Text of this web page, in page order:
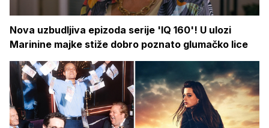
Nova uzbudljiva epizoda serije 'IQ 160'! U ulozi
Marinine majke stiže dobro poznato glumačko lice